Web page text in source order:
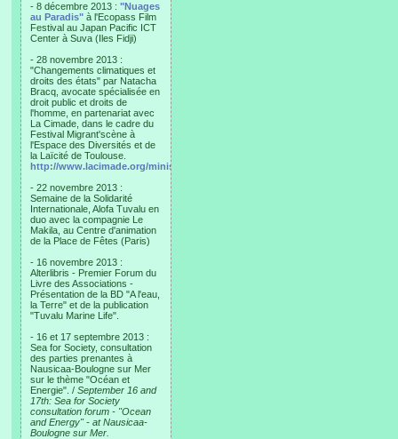
- 8 décembre 2013 : "Nuages
au Paradis" à l'Ecopass Film
Festival au Japan Pacific ICT
Center à Suva (Iles Fidji)
- 28 novembre 2013 :
"Changements climatiques et
droits des états" par Natacha
Bracq, avocate spécialisée en
droit public et droits de
l'homme, en partenariat avec
La Cimade, dans le cadre du
Festival Migrant'scène à
l'Espace des Diversités et de
la Laïcité de Toulouse.
http://www.lacimade.org/minisites/migrantscene
- 22 novembre 2013 :
Semaine de la Solidarité
Internationale, Alofa Tuvalu en
duo avec la compagnie Le
Makila, au Centre d'animation
de la Place de Fêtes (Paris)
- 16 novembre 2013 :
Alterlibris - Premier Forum du
Livre des Associations -
Présentation de la BD "A l'eau,
la Terre" et de la publication
"Tuvalu Marine Life".
- 16 et 17 septembre 2013 :
Sea for Society, consultation
des parties prenantes à
Nausicaa-Boulogne sur Mer
sur le thème "Océan et
Energie". / September 16 and
17th: Sea for Society
consultation forum - "Ocean
and Energy" - at Nausicaa-
Boulogne sur Mer.